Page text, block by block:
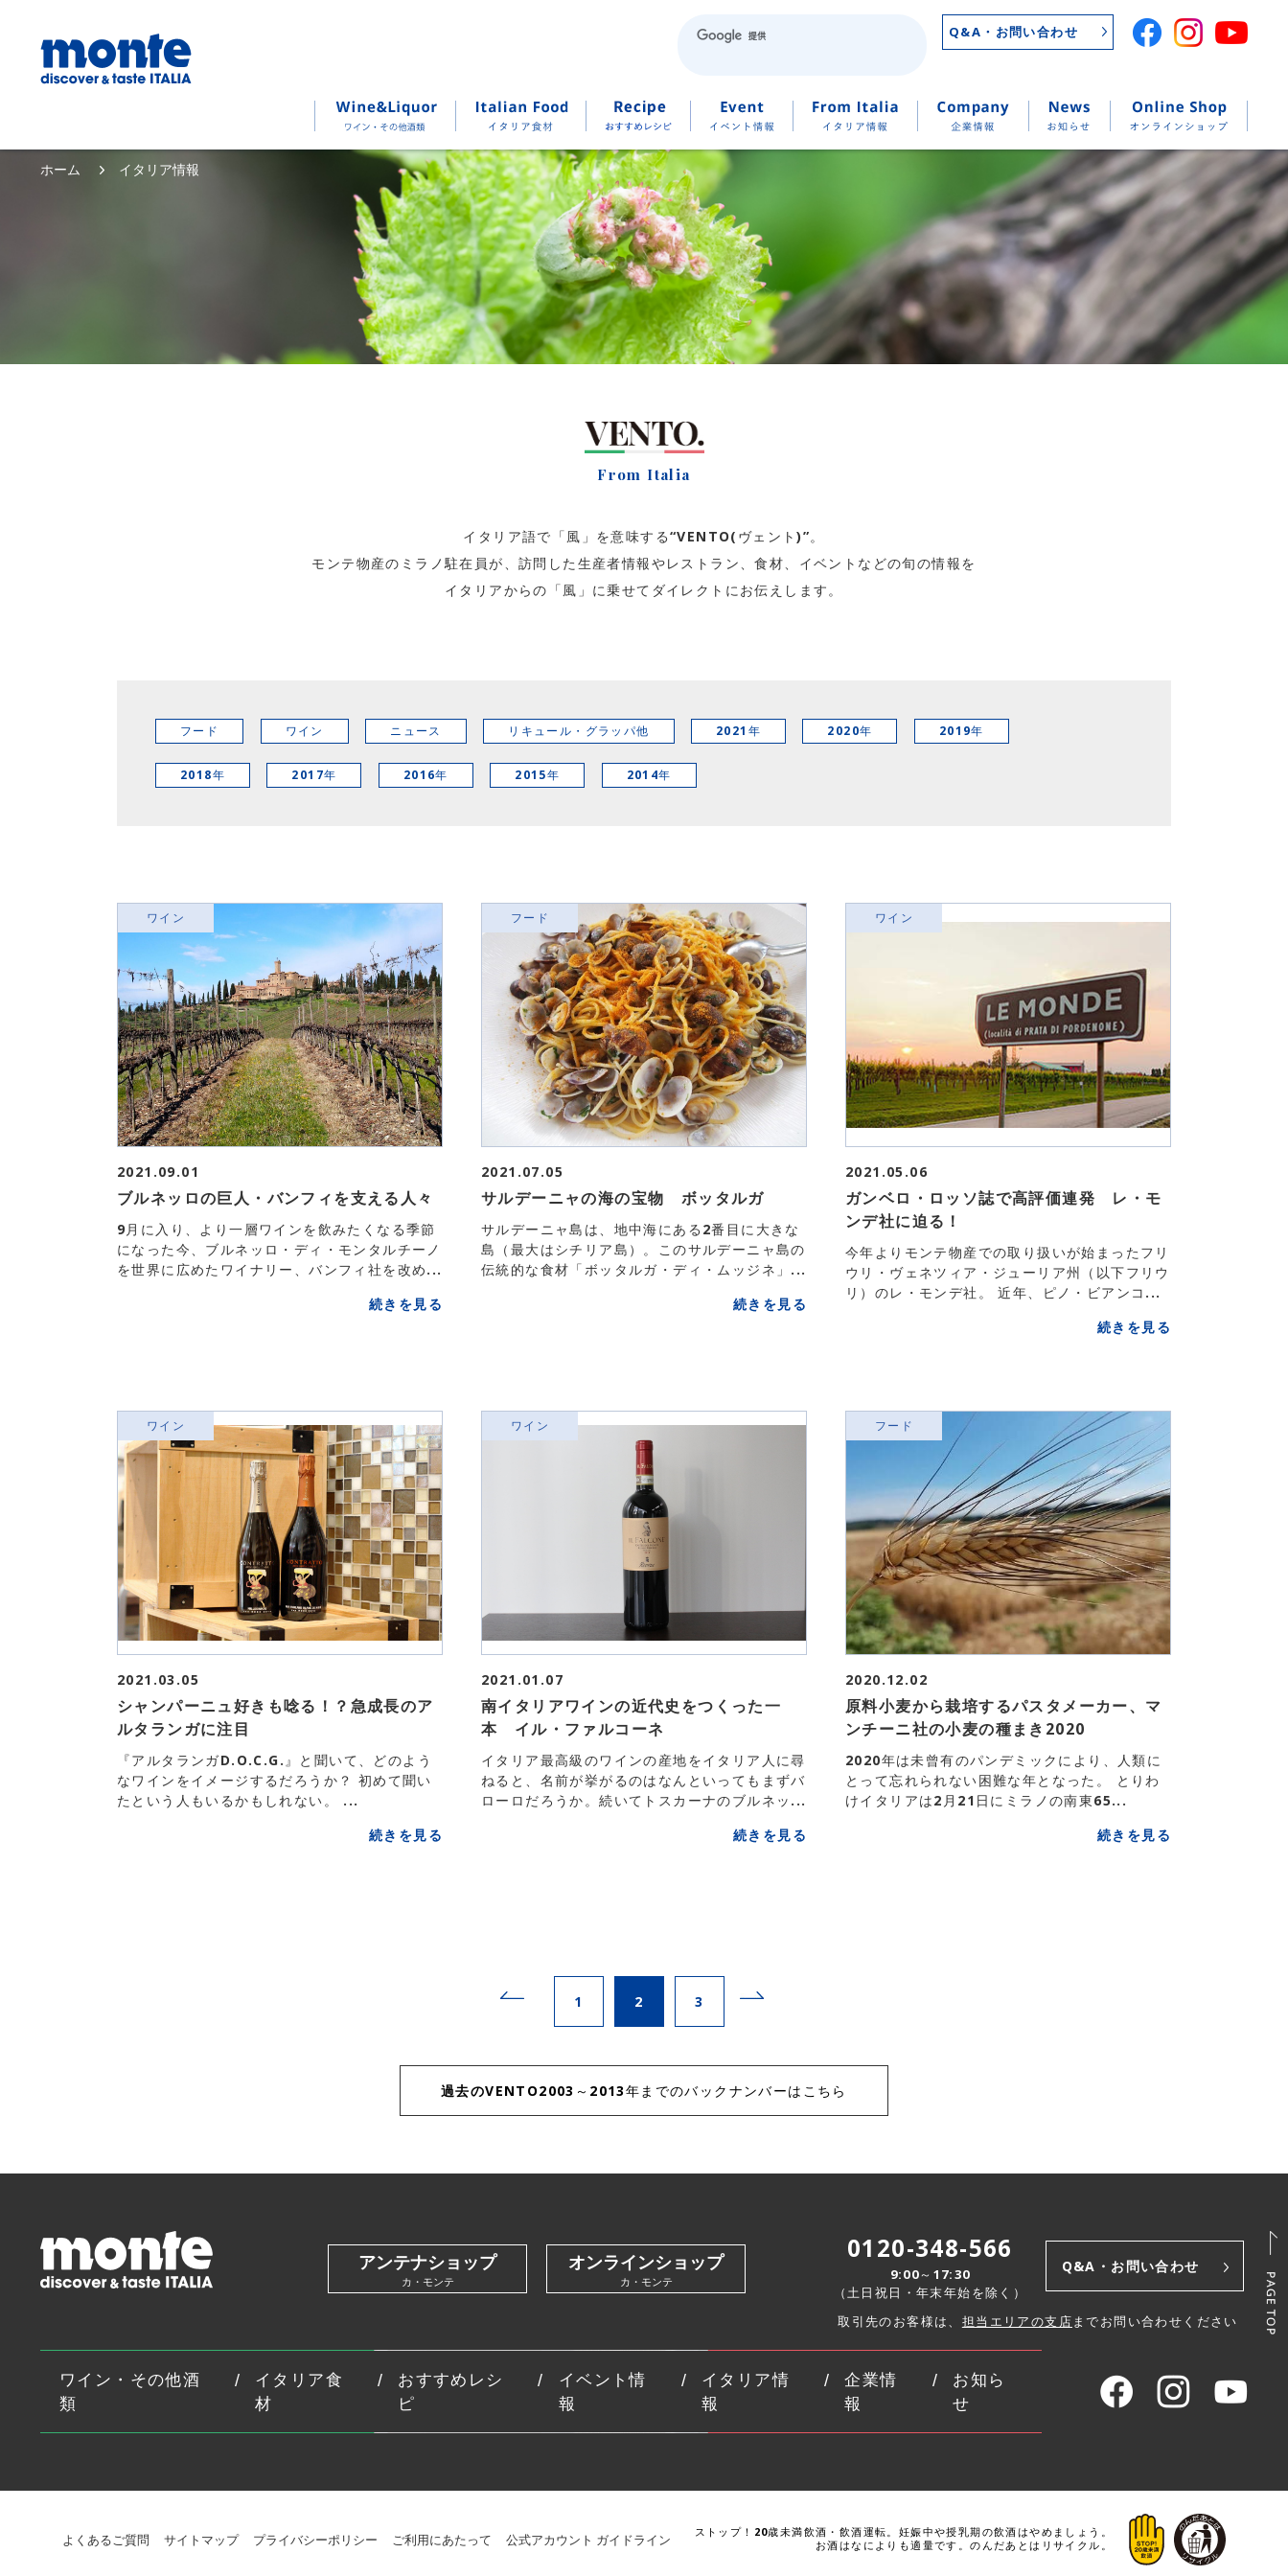
Q&A・お問い合わせ
ホーム イタリア情報
From Italia
イタリア語で「風」を意味する“VENTO(ヴェント)”。
モンテ物産のミラノ駐在員が、訪問した生産者情報やレストラン、食材、イベントなどの旬の情報を
イタリアからの「風」に乗せてダイレクトにお伝えします。
フード ワイン ニュース リキュール・グラッパ他 2021年 2020年 2019年
2018年 2017年 2016年 2015年 2014年
ワイン
2021.09.01
ブルネッロの巨人・バンフィを支える人々
9月に入り、より一層ワインを飲みたくなる季節
になった今、ブルネッロ・ディ・モンタルチーノ
を世界に広めたワイナリー、バンフィ社を改め...
続きを見る
フード
2021.07.05
サルデーニャの海の宝物 ボッタルガ
サルデーニャ島は、地中海にある2番目に大きな
島（最大はシチリア島）。このサルデーニャ島の
伝統的な食材「ボッタルガ・ディ・ムッジネ」...
続きを見る
ワイン
2021.05.06
ガンベロ・ロッソ誌で高評価連発 レ・モ
ンデ社に迫る！
今年よりモンテ物産での取り扱いが始まったフリ
ウリ・ヴェネツィア・ジューリア州（以下フリウ
リ）のレ・モンデ社。 近年、ピノ・ビアンコ...
続きを見る
ワイン
2021.03.05
シャンパーニュ好きも唸る！？急成長のア
ルタランガに注目
『アルタランガD.O.C.G.』と聞いて、どのよう
なワインをイメージするだろうか？ 初めて聞い
たという人もいるかもしれない。 ...
続きを見る
ワイン
2021.01.07
南イタリアワインの近代史をつくった一
本 イル・ファルコーネ
イタリア最高級のワインの産地をイタリア人に尋
ねると、名前が挙がるのはなんといってもまずバ
ローロだろうか。続いてトスカーナのブルネッ...
続きを見る
フード
2020.12.02
原料小麦から栽培するパスタメーカー、マ
ンチーニ社の小麦の種まき2020
2020年は未曾有のパンデミックにより、人類に
とって忘れられない困難な年となった。 とりわ
けイタリアは2月21日にミラノの南東65...
続きを見る
1 2 3
過去のVENTO2003～2013年までのバックナンバーはこちら
アンテナショップ
カ・モンテ
オンラインショップ
カ・モンテ
0120-348-566
9:00～17:30
（土日祝日・年末年始を除く）
取引先のお客様は、 担当エリアの支店までお問い合わせください
Q&A・お問い合わせ
ワイン・その他酒
類
イタリア食
材
おすすめレシ
ピ
イベント情
報
イタリア情
報
企業情
報
お知ら
せ
よくあるご質問 サイトマップ プライバシーポリシー ご利用にあたって 公式アカウント ガイドライン ストップ！20歳未満飲酒・飲酒運転。 妊娠中や授乳期の飲酒はやめましょう。
お酒はなによりも適量です。のんだあとはリサイクル。